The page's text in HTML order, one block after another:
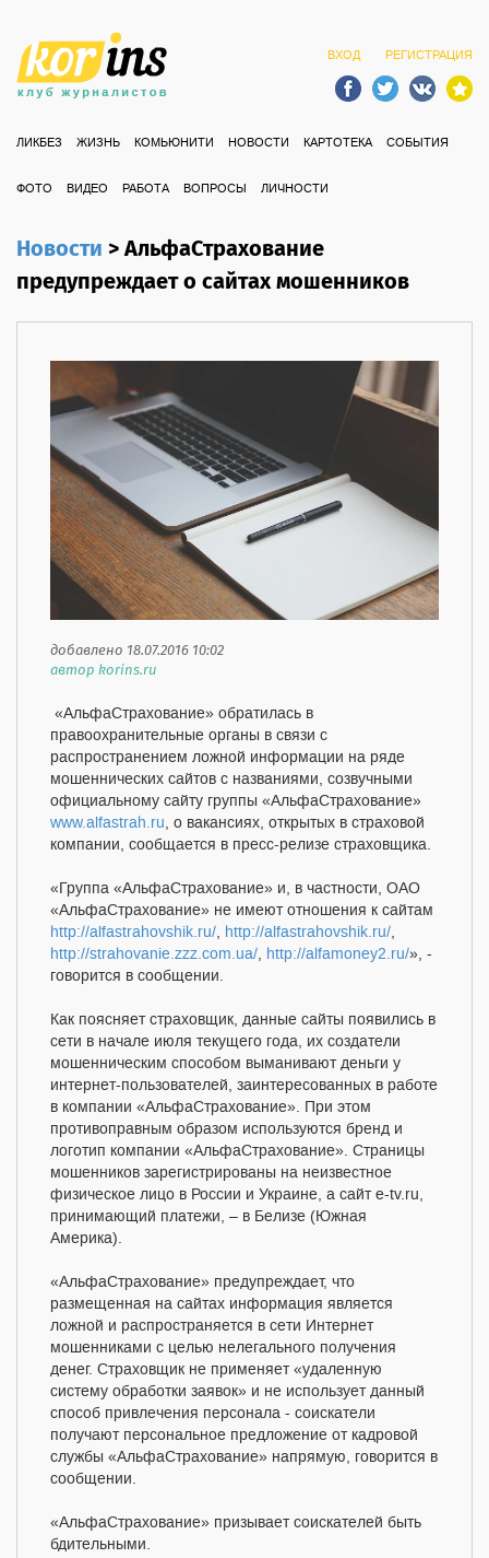
ВХОД РЕГИСТРАЦИЯ
ЛИКБЕЗ ЖИЗНЬ КОМЬЮНИТИ НОВОСТИ КАРТОТЕКА СОБЫТИЯ
ФОТО ВИДЕО РАБОТА ВОПРОСЫ ЛИЧНОСТИ
Новости>АльфаСтрахование
предупреждает о сайтах мошенников
добавлено 18.07.2016 10:02
автор korins.ru
«АльфаСтрахование» обратилась в
правоохранительные органы в связи с
распространением ложной информации на ряде
мошеннических сайтов с названиями, созвучными
официальному сайту группы «АльфаСтрахование»
www.alfastrah.ru, о вакансиях, открытых в страховой
компании, сообщается в пресс-релизе страховщика.
«Группа «АльфаСтрахование» и, в частности, ОАО
«АльфаСтрахование» не имеют отношения к сайтам
http://alfastrahovshik.ru/, http://alfastrahovshik.ru/,
http://strahovanie.zzz.com.ua/, http://alfamoney2.ru/», -
говорится в сообщении.
Как поясняет страховщик, данные сайты появились в
сети в начале июля текущего года, их создатели
мошенническим способом выманивают деньги у
интернет-пользователей, заинтересованных в работе
в компании «АльфаСтрахование». При этом
противоправным образом используются бренд и
логотип компании «АльфаСтрахование». Страницы
мошенников зарегистрированы на неизвестное
физическое лицо в России и Украине, а сайт e-tv.ru,
принимающий платежи, – в Белизе (Южная
Америка).
«АльфаСтрахование» предупреждает, что
размещенная на сайтах информация является
ложной и распространяется в сети Интернет
мошенниками с целью нелегального получения
денег. Страховщик не применяет «удаленную
систему обработки заявок» и не использует данный
способ привлечения персонала - соискатели
получают персональное предложение от кадровой
службы «АльфаСтрахование» напрямую, говорится в
сообщении.
«АльфаСтрахование» призывает соискателей быть
бдительными.